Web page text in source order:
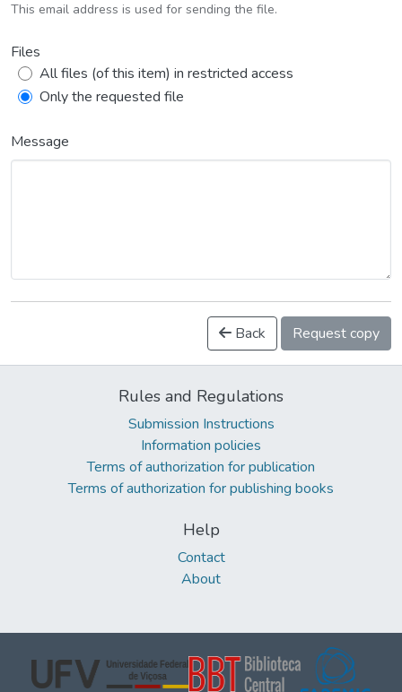
This email address is used for sending the file.
Files
All files (of this item) in restricted access
Only the requested file
Message
Back Request copy
Rules and Regulations
Submission Instructions
Information policies
Terms of authorization for publication
Terms of authorization for publishing books
Help
Contact
About